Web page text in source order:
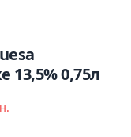
13,5% 0,75л